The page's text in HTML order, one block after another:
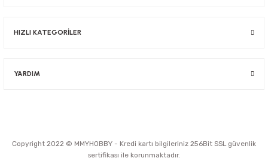
HIZLI KATEGORİLER
YARDIM
Copyright 2022 © MMYHOBBY - Kredi kartı bilgileriniz 256Bit SSL güvenlik
sertifikası ile korunmaktadır.